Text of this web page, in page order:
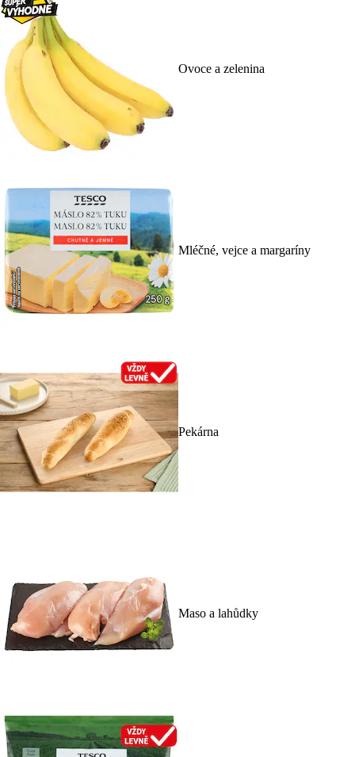
Ovoce a zelenina
Mléčné, vejce a margaríny
Pekárna
Maso a lahůdky